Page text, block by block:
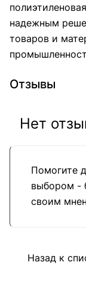
надежным
товаров и
Отзывы
Помогите
выбором -
своим
Нет
Назад к